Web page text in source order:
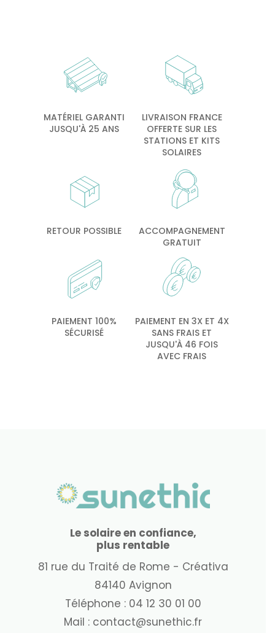
MATÉRIEL GARANTI
JUSQU'À 25 ANS
LIVRAISON FRANCE
OFFERTE SUR LES
STATIONS ET KITS
SOLAIRES
RETOUR POSSIBLE
ACCOMPAGNEMENT
GRATUIT
PAIEMENT 100%
SÉCURISÉ
PAIEMENT EN 3X ET 4X
SANS FRAIS ET
JUSQU'À 46 FOIS
AVEC FRAIS
Le solaire en confiance,
plus rentable
81 rue du Traité de Rome - Créativa
84140 Avignon
Téléphone : 04 12 30 01 00
Mail : contact@sunethic.fr